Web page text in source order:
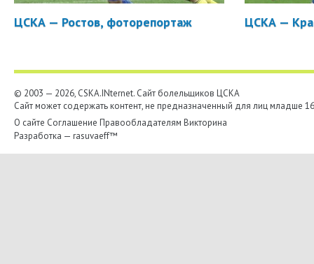
ЦСКА — Ростов, фоторепортаж ЦСКА —
© 2003 — 2026, CSKA.INternet. Cайт болельщиков ЦСКА
Сайт может содержать контент, не предназначенный для лиц младше
О сайте Соглашение Правообладателям Викторина
Разработка — rasuvaeff™